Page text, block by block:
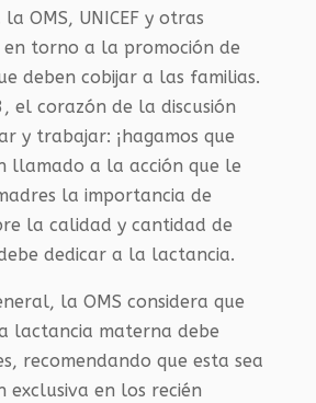
OMS, UNICEF y otras
en torno a la promoción de
deben cobijar a las familias.
el corazón de la discusión
y trabajar: ¡hagamos que
llamado a la acción que le
la importancia de
la calidad y cantidad de
dedicar a la lactancia.
la OMS considera que
lactancia materna debe
recomendando que esta sea
exclusiva en los recién